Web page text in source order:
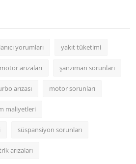
yorumları yakıt tüketimi
motor arızaları şanzıman sorunları
arızası motor sorunları
maliyetleri
süspansiyon sorunları
arızaları